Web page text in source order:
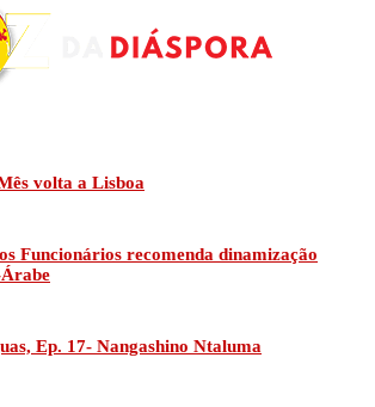
volta a Lisboa
Funcionários recomenda dinamização
Ep. 17- Nangashino Ntaluma